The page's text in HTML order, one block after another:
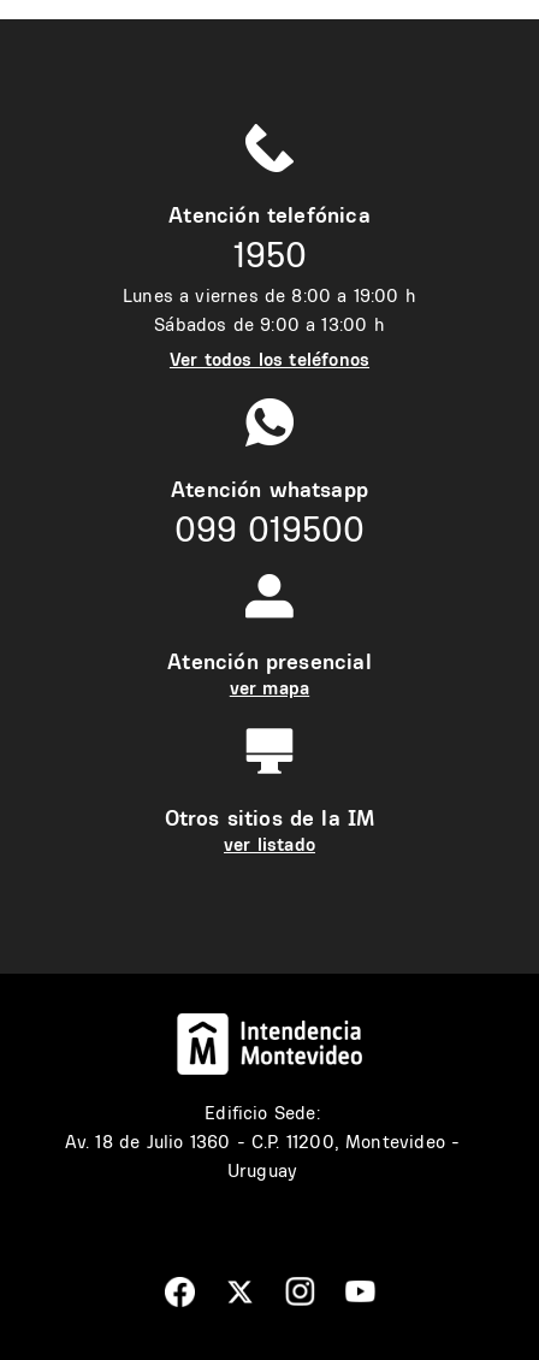
Atención telefónica
1950
Lunes a viernes de 8:00 a 19:00 h
Sábados de 9:00 a 13:00 h
Ver todos los teléfonos
Atención whatsapp
099 019500
Atención presencial
ver mapa
Otros sitios de la IM
ver listado
Edificio Sede:
Av. 18 de Julio 1360 - C.P. 11200, Montevideo -
Uruguay